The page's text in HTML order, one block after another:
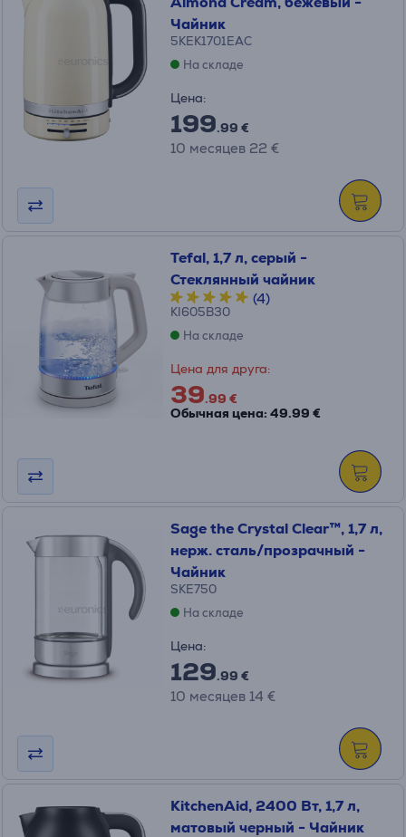
Чайник
5KEK1701EAC
На складе
Цена:
199.99 €
10 месяцев 22 €
Tefal, 1,7 л, серый -
Стеклянный чайник
(4)
KI605B30
На складе
Цена для друга:
39.99 €
Обычная цена: 49.99 €
Sage the Crystal Clear™, 1,7 л,
нерж. сталь/прозрачный -
Чайник
SKE750
На складе
Цена:
129.99 €
10 месяцев 14 €
KitchenAid, 2400 Вт, 1,7 л,
матовый черный - Чайник